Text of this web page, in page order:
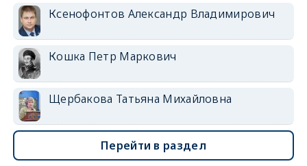
Ксенофонтов Александр Владимирович
Кошка Петр Маркович
Щербакова Татьяна Михайловна
Перейти в раздел